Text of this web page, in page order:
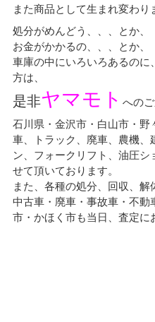
また商品として生まれ変わり
処分がめんどう、、、とか、
お金がかかるの、、、とか、
車庫の中にいろいろあるの
方は、
是非ヤマモト への
石川県・金沢市・白山市・
車、トラック、廃車、農機
ン、フォークリフト、油圧シ
せて頂いております。
また、各種の処分、回収、解
中古車・廃車・事故車・不
市・かほく市も当日、査定に